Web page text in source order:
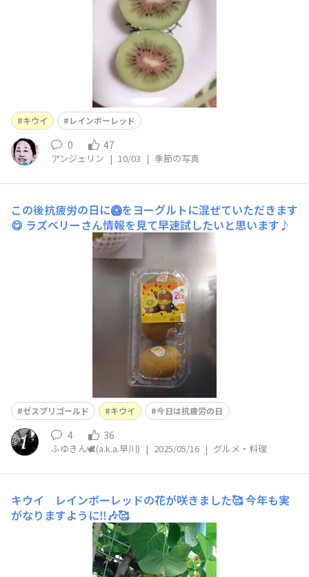
キウイ レインボーレッド
0 47
アンジェリン | 10/03 | 季節の写真
この後抗疲労の日に🥝をヨーグルトに混ぜていただきます
😋 ラズベリーさん情報を見て早速試したいと思います♪
ゼスプリゴールド キウイ 今日は抗疲労の日
4 36
ふゆきん🕊️(a.k.a.早川) | 2025/05/16 | グルメ・料理
キウイ レインボーレッドの花が咲きました🥰今年も実
がなりますように‼️🎶🥰